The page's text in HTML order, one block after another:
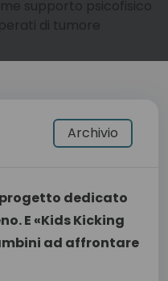
Archivio
dedicato
E «Kids Kicking
ad affrontare